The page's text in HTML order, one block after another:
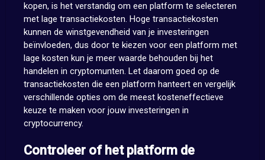
kopen, is het verstandig om een platform te selecteren
met lage transactiekosten. Hoge transactiekosten
kunnen de winstgevendheid van je investeringen
beïnvloeden, dus door te kiezen voor een platform met
lage kosten kun je meer waarde behouden bij het
handelen in cryptomunten. Let daarom goed op de
transactiekosten die een platform hanteert en vergelijk
verschillende opties om de meest kosteneffectieve
keuze te maken voor jouw investeringen in
cryptocurrency.
Controleer of het platform de